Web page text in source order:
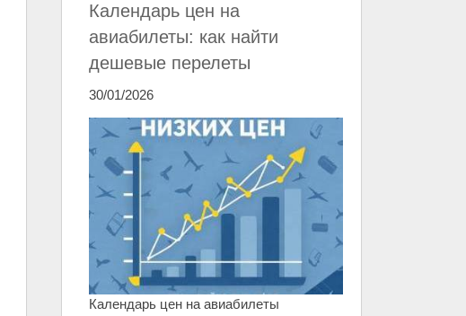
Календарь цен на
авиабилеты: как найти
дешевые перелеты
30/01/2026
Календарь цен на авиабилеты